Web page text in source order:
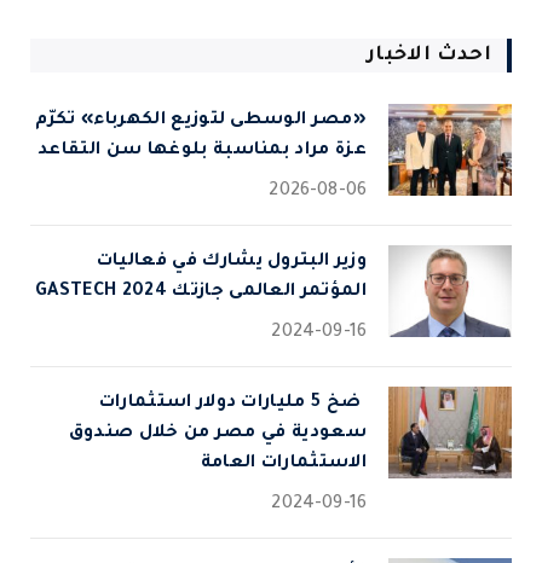
احدث الاخبار
«مصر الوسطى لتوزيع الكهرباء» تكرّم
عزة مراد بمناسبة بلوغها سن التقاعد
2026-08-06
وزير البترول يشارك في فعاليات
المؤتمر العالمى جازتك 2024 GASTECH
2024-09-16
⁠ ضخ 5 مليارات دولار استثمارات
سعودية في مصر من خلال صندوق
الاستثمارات العامة
2024-09-16